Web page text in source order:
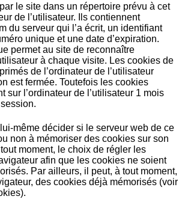
le site dans un répertoire prévu à cet
de l’utilisateur. Ils contiennent
du serveur qui l’a écrit, un identifiant
unique et une date d’expiration.
permet au site de reconnaître
à chaque visite. Les cookies de
de l’ordinateur de l’utilisateur
est fermée. Toutefois les cookies
sur l’ordinateur de l’utilisateur 1 mois
lui-même décider si le serveur web de ce
non à mémoriser des cookies sur son
moment, le choix de régler les
afin que les cookies ne soient
Par ailleurs, il peut, à tout moment,
des cookies déjà mémorisés (voir